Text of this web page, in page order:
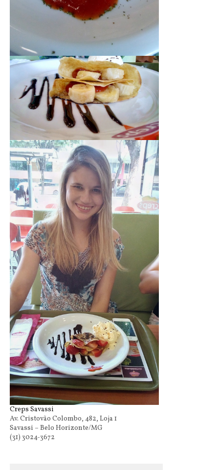
Creps Savassi
Av. Cristovão Colombo, 482, Loja 1
Savassi – Belo Horizonte/MG
(31) 3024-3672